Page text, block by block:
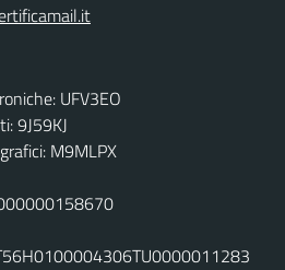
UFV3EO
9J59KJ
M9MLPX